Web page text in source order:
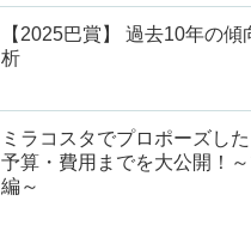
【2025巴賞】 過去10年の傾
析
ミラコスタでプロポーズし
予算・費用までを大公開！
編～